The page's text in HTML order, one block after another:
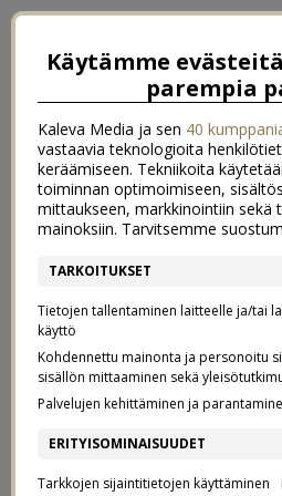
PIENEN
18.6.2015
Pompataanpas kesän herkuista ja
pariin!Indiedaysin ja Elloksen
suuren valikoiman merkkituotteita,
Käytämme
parempia
Kaleva Media ja sen 40
vastaavia teknologioita
keräämiseen. Tekniikoita
toiminnan optimoimiseen,
mittaukseen, markkinointiin sekä
mainoksiin. Tarvitsemme
TARKOITUKSET
Tietojen tallentaminen laitteelle ja/tai
käyttö
Kohdennettu mainonta ja personoitu
sisällön mittaaminen sekä
Palvelujen kehittäminen ja
ERITYISOMINAISUUDET
Tarkkojen sijaintitietojen käyttäminen